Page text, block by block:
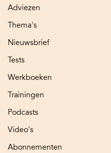
Adviezen
Thema's
Nieuwsbrief
Tests
Werkboeken
Trainingen
Podcasts
Video's
Abonnementen